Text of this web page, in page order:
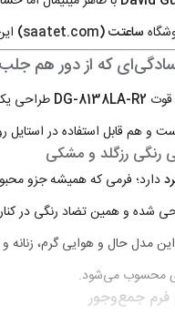
ساعتت (saatet.com
)
که از دور هم
قوت DG-8138LA-R2 طراحی
و هم قابل استفاده در استایل
رنگی رزگلد و مشکی
شده و همین تضاد رنگی در
این مدل حال و هوایی گرم،
محسوب می‌شود.
جمع‌وجور